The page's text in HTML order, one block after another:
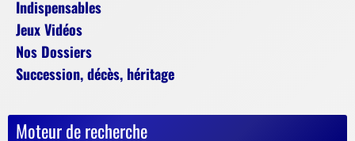
Indispensables
Jeux Vidéos
Nos Dossiers
Succession, décès, héritage
Moteur de recherche